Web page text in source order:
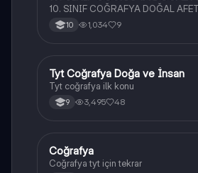
10. SINIF COĞRAFYA DOĞAL
10 1,034 9
Coğrafya
Tyt Coğrafya Doğa ve İnsan
Tyt coğrafya ilk konu
9 3,495 48
Coğrafya
Coğrafya
Coğrafya tyt için tekrar